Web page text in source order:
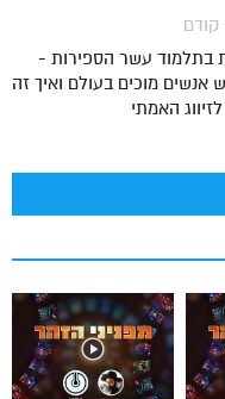
בתלמוד עשר הספירות -
אנשים מוכים בעולם ואיך זה
האמתי